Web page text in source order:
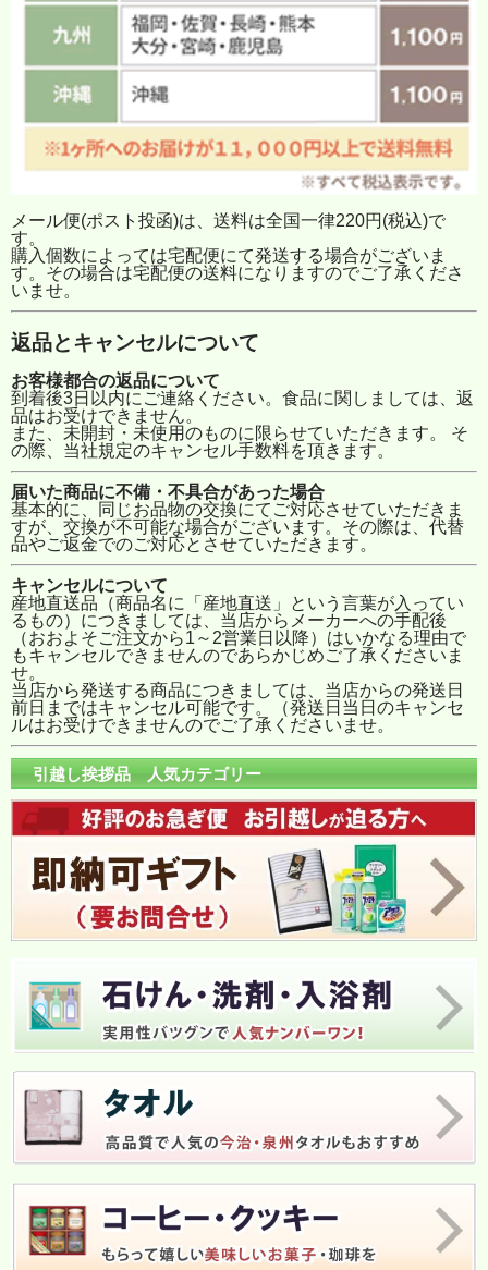
メール便(ポスト投函)は、送料は全国一律220円(税込)で
す。
購入個数によっては宅配便にて発送する場合がございま
す。その場合は宅配便の送料になりますのでご了承くださ
いませ。
返品とキャンセルについて
お客様都合の返品について
到着後3日以内にご連絡ください。食品に関しましては、返
品はお受けできません。
また、未開封・未使用のものに限らせていただきます。 そ
の際、当社規定のキャンセル手数料を頂きます。
届いた商品に不備・不具合があった場合
基本的に、同じお品物の交換にてご対応させていただきま
すが、交換が不可能な場合がございます。その際は、代替
品やご返金でのご対応とさせていただきます。
キャンセルについて
産地直送品（商品名に「産地直送」という言葉が入ってい
るもの）につきましては、当店からメーカーへの手配後
（おおよそご注文から1～2営業日以降）はいかなる理由で
もキャンセルできませんのであらかじめご了承くださいま
せ。
当店から発送する商品につきましては、当店からの発送日
前日まではキャンセル可能です。（発送日当日のキャンセ
ルはお受けできませんのでご了承くださいませ。
引越し挨拶品 人気カテゴリー